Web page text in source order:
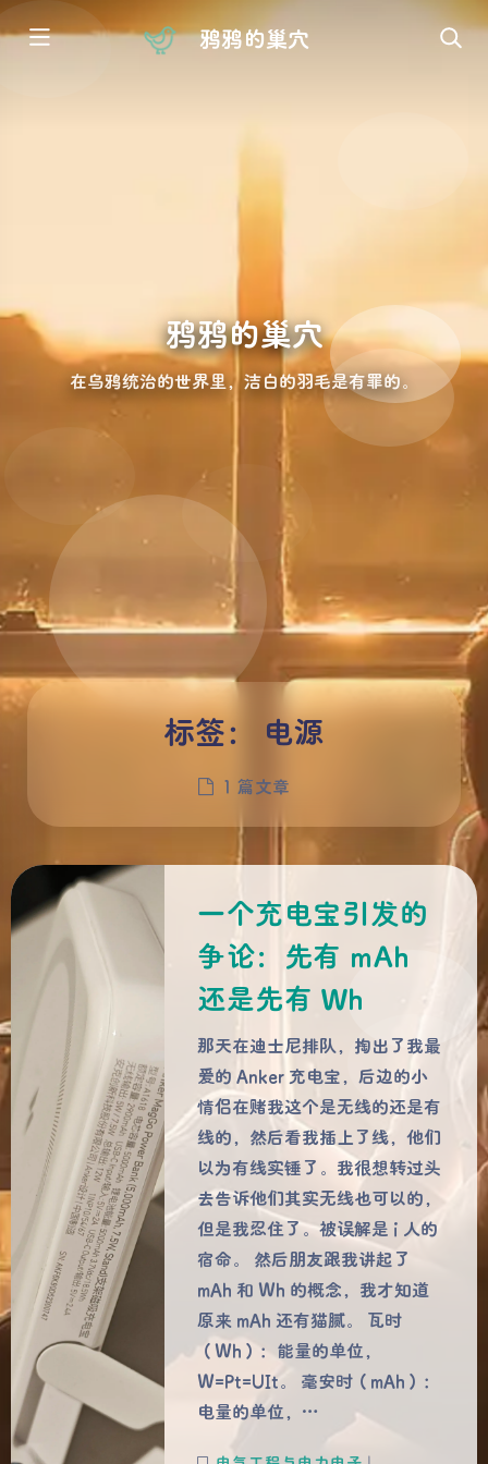
鸦鸦的巢穴
鸦鸦的巢穴
在乌鸦统治的世界里，洁白的羽毛是有罪的。
夜间模式
Sans Serif Serif
浅阴影
关闭 日落 暗化
标签： 电源
1 篇文章
一个充电宝引发的
争论：先有 mAh
还是先有 Wh
那天在迪士尼排队，掏出了我最
爱的 Anker 充电宝，后边的小
情侣在赌我这个是无线的还是有
线的，然后看我插上了线，他们
以为有线实锤了。我很想转过头
去告诉他们其实无线也可以的，
但是我忍住了。被误解是 i 人的
宿命。 然后朋友跟我讲起了
mAh 和 Wh 的概念，我才知道
原来 mAh 还有猫腻。 瓦时
（Wh）：能量的单位，
W=Pt=UIt。 毫安时（mAh）：
电量的单位，…